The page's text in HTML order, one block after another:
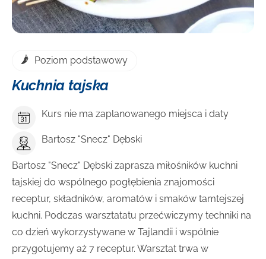
Poziom podstawowy
Kuchnia tajska
Kurs nie ma zaplanowanego miejsca i daty
Bartosz "Snecz" Dębski
Bartosz "Snecz" Dębski zaprasza miłośników kuchni
tajskiej do wspólnego pogłębienia znajomości
receptur, składników, aromatów i smaków tamtejszej
kuchni. Podczas warsztatatu przećwiczymy techniki na
co dzień wykorzystywane w Tajlandii i wspólnie
przygotujemy aż 7 receptur. Warsztat trwa w